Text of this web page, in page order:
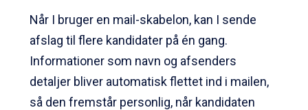
Når I bruger en mail-skabelon, kan I sende
afslag til flere kandidater på én gang.
Informationer som navn og afsenders
detaljer bliver automatisk flettet ind i mailen,
så den fremstår personlig, når kandidaten